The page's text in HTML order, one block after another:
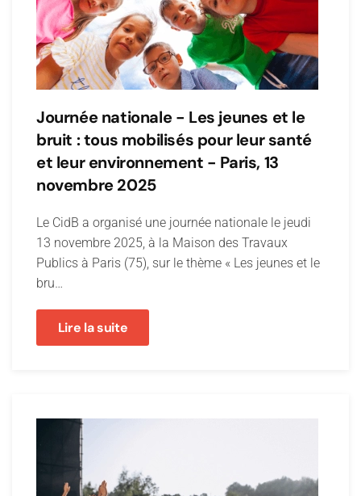
Journée nationale - Les jeunes et le
bruit : tous mobilisés pour leur santé
et leur environnement - Paris, 13
novembre 2025
Le CidB a organisé une journée nationale le jeudi
13 novembre 2025, à la Maison des Travaux
Publics à Paris (75), sur le thème « Les jeunes et le
bru…
Lire la suite